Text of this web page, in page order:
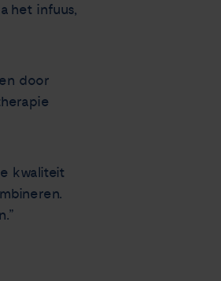
het infuus,
door
kwaliteit